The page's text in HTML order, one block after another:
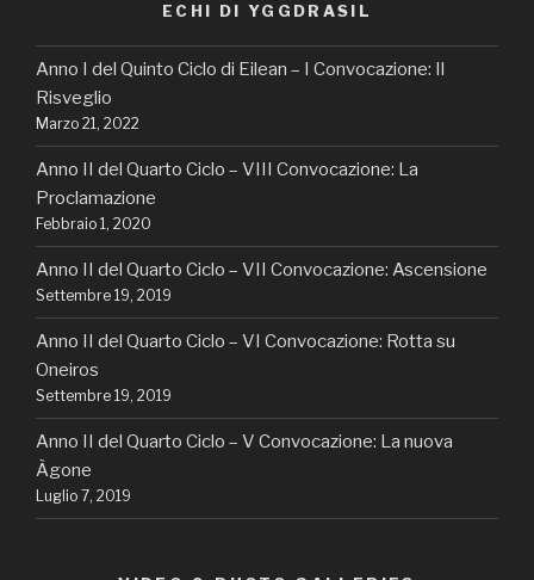
ECHI DI YGGDRASIL
Anno I del Quinto Ciclo di Eilean – I Convocazione: Il
Risveglio
Marzo 21, 2022
Anno II del Quarto Ciclo – VIII Convocazione: La
Proclamazione
Febbraio 1, 2020
Anno II del Quarto Ciclo – VII Convocazione: Ascensione
Settembre 19, 2019
Anno II del Quarto Ciclo – VI Convocazione: Rotta su
Oneiros
Settembre 19, 2019
Anno II del Quarto Ciclo – V Convocazione: La nuova
Àgone
Luglio 7, 2019